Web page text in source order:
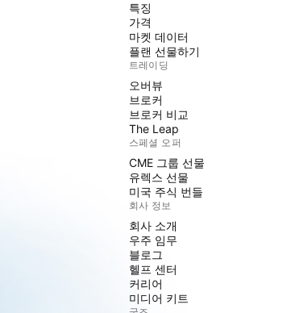
특징
가격
마켓 데이터
플랜 선물하기
트레이딩
오버뷰
브로커
브로커 비교
The Leap
스페셜 오퍼
CME 그룹 선물
유렉스 선물
미국 주식 번들
회사 정보
회사 소개
우주 임무
블로그
헬프 센터
커리어
미디어 키트